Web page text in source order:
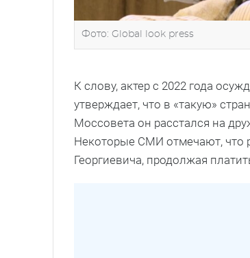
Фото: Global look press
К слову, актер с 2022 года
утверждает, что в «такую»
Моссовета он расстался на
Некоторые СМИ отмечают, что
Георгиевича, продолжая